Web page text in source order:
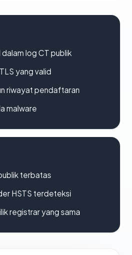
dalam log CT publik
yang valid
riwayat pendaftaran
malware
terbatas
HSTS terdeteksi
registrar yang sama